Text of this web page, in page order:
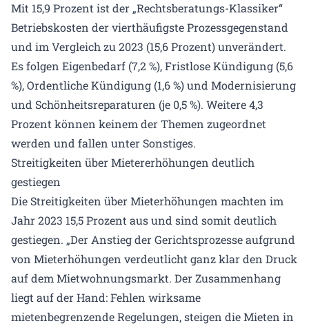
Mit 15,9 Prozent ist der „Rechtsberatungs-Klassiker“
Betriebskosten der vierthäufigste Prozessgegenstand
und im Vergleich zu 2023 (15,6 Prozent) unverändert.
Es folgen Eigenbedarf (7,2 %), Fristlose Kündigung (5,6
%), Ordentliche Kündigung (1,6 %) und Modernisierung
und Schönheitsreparaturen (je 0,5 %). Weitere 4,3
Prozent können keinem der Themen zugeordnet
werden und fallen unter Sonstiges.
Streitigkeiten über Mietererhöhungen deutlich
gestiegen
Die Streitigkeiten über Mieterhöhungen machten im
Jahr 2023 15,5 Prozent aus und sind somit deutlich
gestiegen. „Der Anstieg der Gerichtsprozesse aufgrund
von Mieterhöhungen verdeutlicht ganz klar den Druck
auf dem Mietwohnungsmarkt. Der Zusammenhang
liegt auf der Hand: Fehlen wirksame
mietenbegrenzende Regelungen, steigen die Mieten in